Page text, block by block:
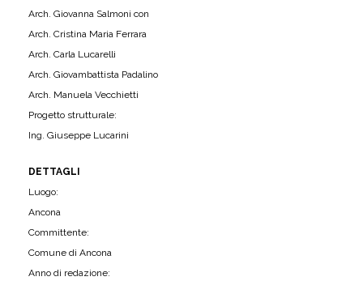
Arch. Giovanna Salmoni con
Arch. Cristina Maria Ferrara
Arch. Carla Lucarelli
Arch. Giovambattista Padalino
Arch. Manuela Vecchietti
Progetto strutturale:
Ing. Giuseppe Lucarini
DETTAGLI
Luogo:
Ancona
Committente:
Comune di Ancona
Anno di redazione: